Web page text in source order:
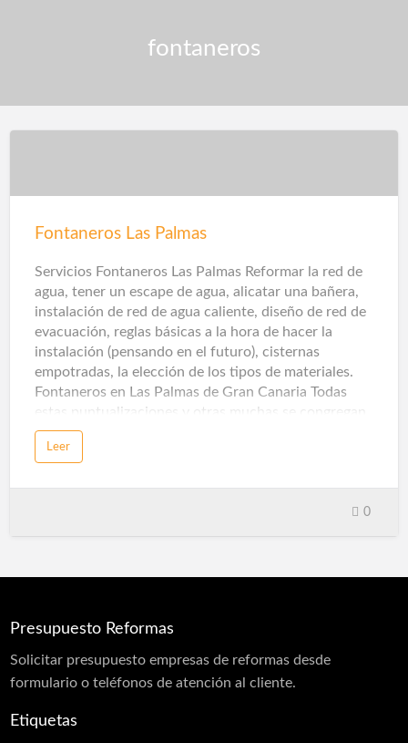
fontaneros
Fontaneros Las Palmas
Servicios Fontaneros Las Palmas Reformar la red de
agua, tener un escape de agua, alicatar una bañera,
instalación de red de agua caliente, diseño de red de
evacuación, reglas básicas a la hora de hacer la
instalación (pensando en el futuro), cisternas
empotradas, la elección de los tipos de materiales.
Fontaneros en Las Palmas de Gran Canaria Todas
estas puntualizaciones y otras muchas se congregan
en el trabajo cotidiano de un fontanero donde el
analizar concretamente cada trabajo nos puede
En reformas las palmas tendremos en cuenta en todo
momento cada instalación cuidando los detalles al
Leer
0
Presupuesto Reformas
Solicitar presupuestoempresas de reformas desde
formulario o teléfonos de atención al cliente.
Etiquetas